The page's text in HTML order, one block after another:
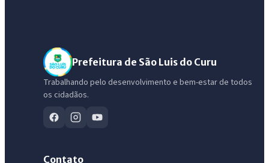
Prefeitura de São Luis do Curu
Trabalhando pelo desenvolvimento e bem-estar de todos
os cidadãos.
Contato